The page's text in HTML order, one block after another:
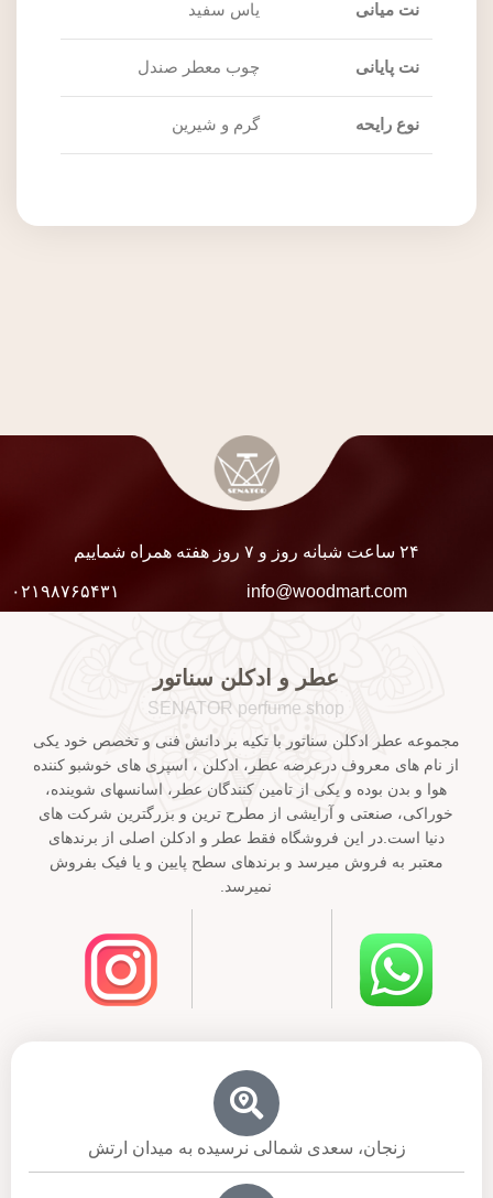
نت میانی یاس سفید
نت پایانی چوب معطر صندل
نوع رایحه گرم و شیرین
۲۴ ساعت شبانه روز و ۷ روز هفته همراه شماییم
info@woodmart.com ۰۲۱۹۸۷۶۵۴۳۱
عطر و ادکلن سناتور
SENATOR perfume shop
مجموعه عطر ادکلن سناتور با تکیه بر دانش فنی و تخصص خود یکی
از نام های معروف درعرضه عطر، ادکلن ، اسپری های خوشبو کننده
هوا و بدن بوده و یکی از تامین کنندگان عطر، اسانسهای شوینده،
خوراکی، صنعتی و آرایشی از مطرح ترین و بزرگترین شرکت های
دنیا است.در این فروشگاه فقط عطر و ادکلن اصلی از برندهای
معتبر به فروش میرسد و برندهای سطح پایین و یا فیک بفروش
نمیرسد.
زنجان، سعدی شمالی نرسیده به میدان ارتش